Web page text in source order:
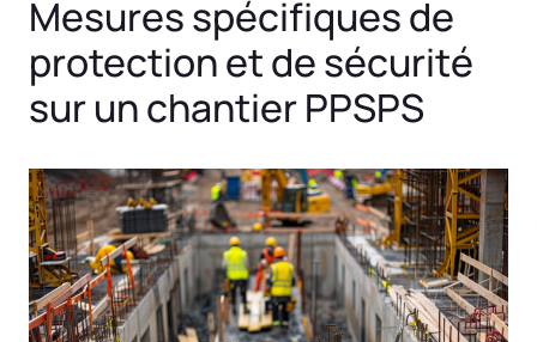
Mesures spécifiques de
protection et de sécurité
sur un chantier PPSPS